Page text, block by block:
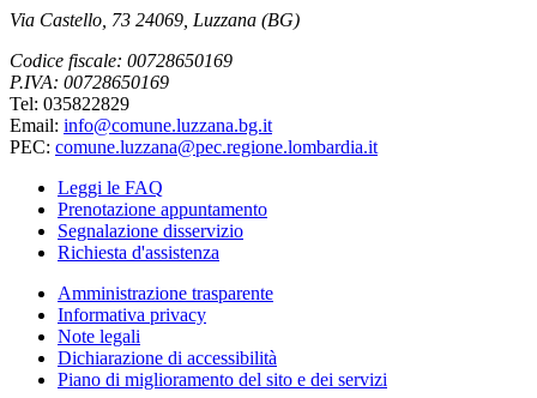
Via Castello, 73 24069, Luzzana (BG)
Codice fiscale: 00728650169
P.IVA: 00728650169
Tel: 035822829
Email: info@comune.luzzana.bg.it
PEC: comune.luzzana@pec.regione.lombardia.it
Leggi le FAQ
Prenotazione appuntamento
Segnalazione disservizio
Richiesta d'assistenza
Amministrazione trasparente
Informativa privacy
Note legali
Dichiarazione di accessibilità
Piano di miglioramento del sito e dei servizi